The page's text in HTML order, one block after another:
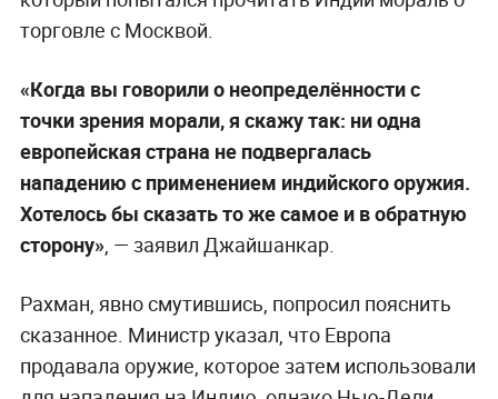
торговле с Москвой.
«Когда вы говорили о неопределённости с
точки зрения морали, я скажу так: ни одна
европейская страна не подвергалась
нападению с применением индийского оружия.
Хотелось бы сказать то же самое и в обратную
сторону», — заявил Джайшанкар.
Рахман, явно смутившись, попросил пояснить
сказанное. Министр указал, что Европа
продавала оружие, которое затем использовали